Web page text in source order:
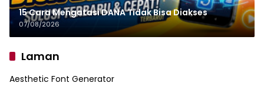
15 Cara Mengatasi DANA Tidak Bisa Diakses
07/08/2026
Laman
Aesthetic Font Generator